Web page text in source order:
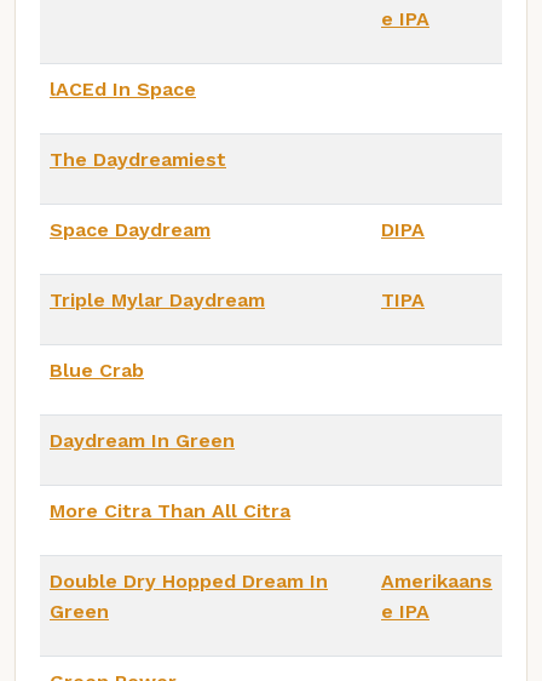
e IPA
lACEd In Space
The Daydreamiest
Space Daydream DIPA
Triple Mylar Daydream TIPA
Blue Crab
Daydream In Green
More Citra Than All Citra
Double Dry Hopped Dream In
Green
Amerikaans
e IPA